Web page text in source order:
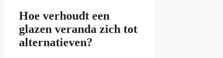
Hoe verhoudt een
glazen veranda zich tot
alternatieven?